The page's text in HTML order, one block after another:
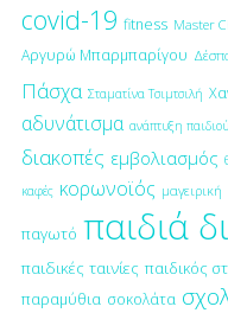
covid-19 fitness Master
Αργυρώ Μπαρμπαρίγου
Πάσχα Σταματίνα Τσιμτσιλή
αδυνάτισμα ανάπτυξη παιδιού
διακοπές εμβολιασμός
καφές κορωνοϊός μαγειρική
παγωτό παιδιά
παιδικές ταινίες παιδικός
παραμύθια σοκολάτα